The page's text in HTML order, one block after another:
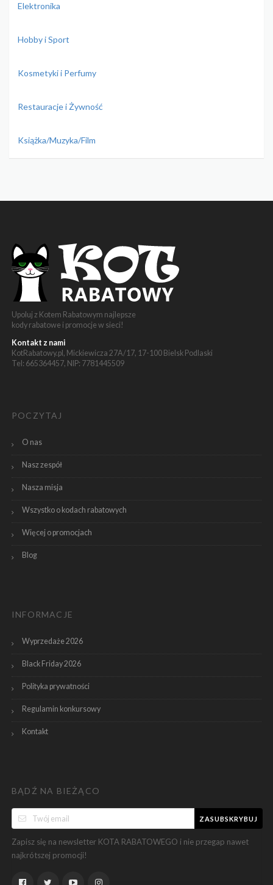
Elektronika
Hobby i Sport
Kosmetyki i Perfumy
Restauracje i Żywność
Książka/Muzyka/Film
Upoluj z Kotem Rabatowym najlepsze
kody rabatowe i promocje w sieci!
Kontakt z nami
KotRabatowy.pl, Mickiewicza 27A/17, 17-100 Bielsk Podlaski
Tel: 665364457, NIP: 7781445509
POCZYTAJ
O nas
Nasz zespół
Nasza misja
Wszystko o kodach rabatowych
Więcej o promocjach
Blog
INFORMACJE
Wyprzedaże 2026
Black Friday 2026
Polityka prywatności
Regulamin konkursowy
Kontakt
BĄDŹ NA BIEŻĄCO
ZASUBSKRYBUJ
Zapisz się na newsletter KOTA RABATOWEGO i nie przegap nawet
najkrótszej promocji!